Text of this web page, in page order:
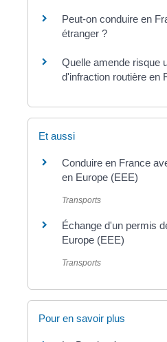
Peut-on conduire en
étranger ?
Quelle amende risque
d'infraction routière en
Et aussi
Conduire en France
en Europe (EEE)
Transports
Échange d'un permis
Europe (EEE)
Transports
Pour en savoir plus